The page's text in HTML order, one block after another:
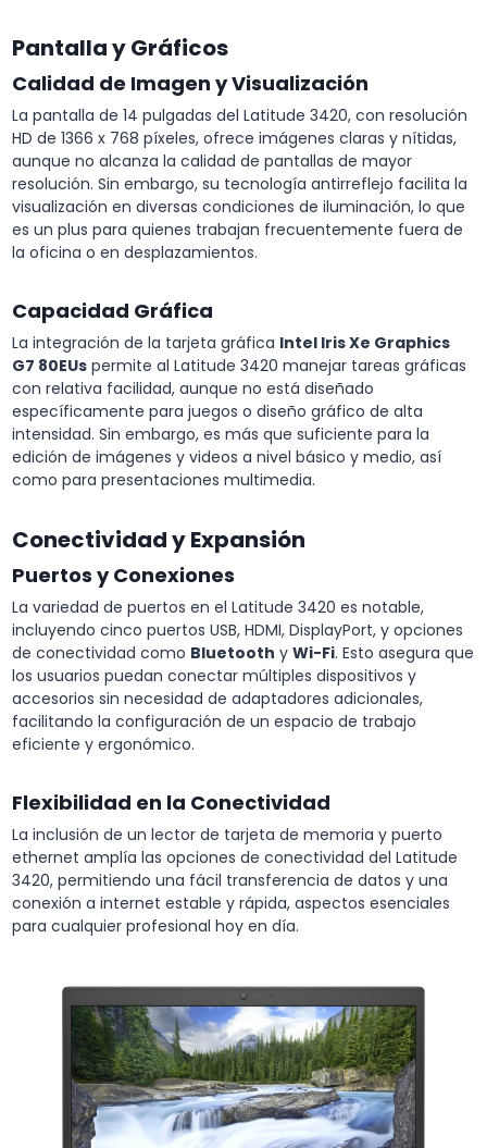
Pantalla y Gráficos
Calidad de Imagen y Visualización
La pantalla de 14 pulgadas del Latitude 3420, con resolución
HD de 1366 x 768 píxeles, ofrece imágenes claras y nítidas,
aunque no alcanza la calidad de pantallas de mayor
resolución. Sin embargo, su tecnología antirreflejo facilita la
visualización en diversas condiciones de iluminación, lo que
es un plus para quienes trabajan frecuentemente fuera de
la oficina o en desplazamientos.
Capacidad Gráfica
La integración de la tarjeta gráfica Intel Iris Xe Graphics
G7 80EUs permite al Latitude 3420 manejar tareas gráficas
con relativa facilidad, aunque no está diseñado
específicamente para juegos o diseño gráfico de alta
intensidad. Sin embargo, es más que suficiente para la
edición de imágenes y videos a nivel básico y medio, así
como para presentaciones multimedia.
Conectividad y Expansión
Puertos y Conexiones
La variedad de puertos en el Latitude 3420 es notable,
incluyendo cinco puertos USB, HDMI, DisplayPort, y opciones
de conectividad como Bluetooth y Wi-Fi. Esto asegura que
los usuarios puedan conectar múltiples dispositivos y
accesorios sin necesidad de adaptadores adicionales,
facilitando la configuración de un espacio de trabajo
eficiente y ergonómico.
Flexibilidad en la Conectividad
La inclusión de un lector de tarjeta de memoria y puerto
ethernet amplía las opciones de conectividad del Latitude
3420, permitiendo una fácil transferencia de datos y una
conexión a internet estable y rápida, aspectos esenciales
para cualquier profesional hoy en día.